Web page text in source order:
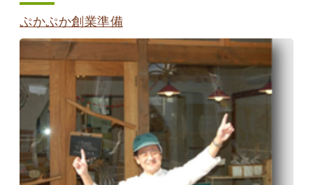
ぷかぷか創業準備